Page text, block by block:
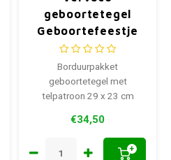
geboortetegel
Geboortefeestje
0157028
Borduurpakket
geboortetegel met
telpatroon 29 x 23 cm
€34,50
+